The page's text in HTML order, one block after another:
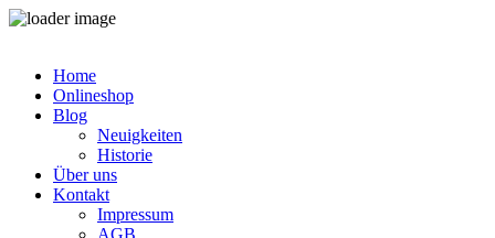
springenHome
Onlineshop
Blog
Neuigkeiten
Historie
Über uns
Kontakt
Impressum
AGB